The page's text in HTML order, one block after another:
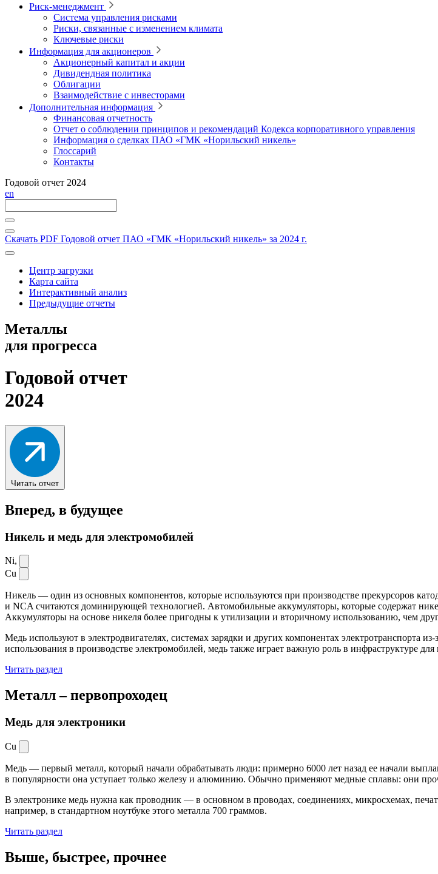
Риск-менеджмент
Система управления рисками
Риски, связанные с изменением климата
Ключевые риски
Информация для акционеров
Акционерный капитал и акции
Дивидендная политика
Облигации
Взаимодействие с инвесторами
Дополнительная информация
Финансовая отчетность
Отчет о соблюдении принципов и рекомендаций Кодекса корпоративного управления
Информация о сделках ПАО «ГМК «Норильский никель»
Глоссарий
Контакты
Годовой отчет 2024
en
Скачать PDF Годовой отчет ПАО «ГМК «Норильский никель» за 2024 г.
Центр загрузки
Карта сайта
Интерактивный анализ
Предыдущие отчеты
Металлы
для прогресса
Годовой отчет
2024
Читать отчет
Вперед, в будущее
Никель и медь для электромобилей
Ni,
Cu
Никель — один из основных компонентов, которые используются при производстве прекурсоров
и NCA считаются доминирующей технологией. Автомобильные аккумуляторы, которые содержат
Аккумуляторы на основе никеля более пригодны к утилизации и вторичному использованию, чем
Медь используют в электродвигателях, системах зарядки и других компонентах электротранспорта
использования в производстве электромобилей, медь также играет важную роль в инфраструктуре
Читать раздел
Металл –первопроходец
Медь для электроники
Cu
Медь — первый металл, который начали обрабатывать люди: примерно 6000 лет назад ее начали
в популярности она уступает только железу и алюминию. Обычно применяют медные сплавы: они
В электронике медь нужна как проводник — в основном в проводах, соединениях, микросхемах,
например, в стандартном ноутбуке этого металла 700 граммов.
Читать раздел
Выше, быстрее, прочнее